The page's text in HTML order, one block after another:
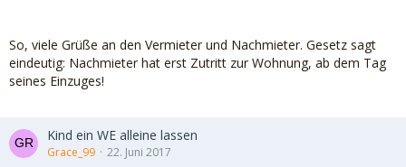
So, viele Grüße an den Vermieter und Nachmieter. Gesetz sagt
eindeutig: Nachmieter hat erst Zutritt zur Wohnung, ab dem Tag
seines Einzuges!
Kind ein WE alleine lassen
Grace_99 22. Juni 2017